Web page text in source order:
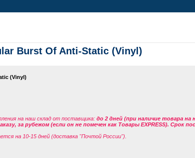
Burst Of Anti-Static (Vinyl)
(Vinyl)
на наш склад от поставщика: до 2 дней (при наличие товара на
за рубежом (если он не помечен как Товары EXPRESS). Срок
на 10-15 дней (доставка "Почтой России").